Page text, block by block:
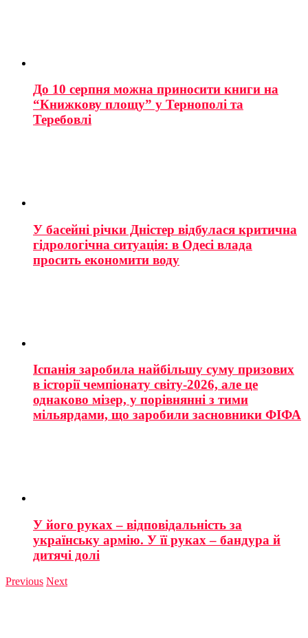
До 10 серпня можна приносити книги на
“Книжкову площу” у Тернополі та
Теребовлі
У басейні річки Дністер відбулася критична
гідрологічна ситуація: в Одесі влада
просить економити воду
Іспанія заробила найбільшу суму призових
в історії чемпіонату світу-2026, але це
однаково мізер, у порівнянні з тими
мільярдами, що заробили засновники ФІФА
У його руках – відповідальність за
українську армію. У її руках – бандура й
дитячі долі
Previous Next